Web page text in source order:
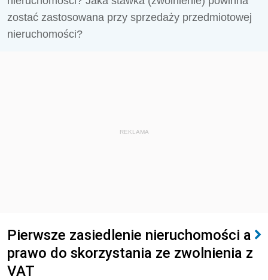
zostać zastosowana przy sprzedaży przedmiotowej
nieruchomości?
REKLAMA
Pierwsze zasiedlenie nieruchomości a
prawo do skorzystania ze zwolnienia z
VAT